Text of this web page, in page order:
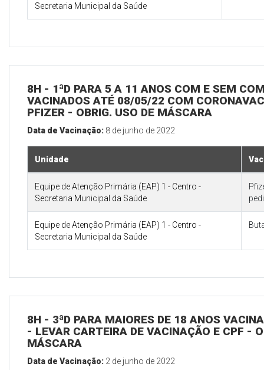
Secretaria Municipal da Saúde
8H - 1ªD PARA 5 A 11 ANOS COM E SEM
VACINADOS ATÉ 08/05/22 COM
PFIZER - OBRIG. USO DE MÁSCARA
Data de Vacinação: 8 de junho de 2022
Unidade
Equipe de Atenção Primária (EAP) 1 - Centro -
Secretaria Municipal da Saúde
Equipe de Atenção Primária (EAP) 1 - Centro -
Secretaria Municipal da Saúde
8H - 3ªD PARA MAIORES DE 18 ANOS
- LEVAR CARTEIRA DE VACINAÇÃO E CPF -
MÁSCARA
Data de Vacinação: 2 de junho de 2022